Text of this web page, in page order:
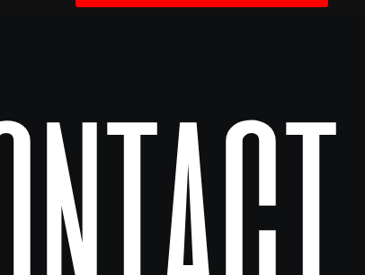
override*/ $fromAI('Text', ``,